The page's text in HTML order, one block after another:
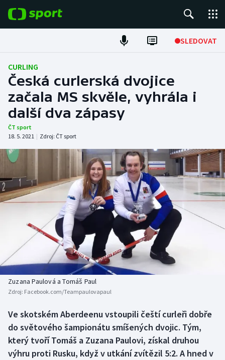
SLEDOVAT
ME v atletice
ME v plavání
Fotbal
Hokej
Tenis
DALŠÍ SPORTY
Americký fotbal
Atletika
Baseball a softbal
Basketbal
Boby a skeleton
Box
NEPŘEHLÉDNĚTE
Soutěže
Historické návraty
Aplikace ČT sport
CURLING
Česká curlerská dvojice
začala MS skvěle, vyhrála i
další dva zápasy
ČT sport
18. 5. 2021 | Zdroj: ČT sport
Zuzana Paulová a Tomáš Paul
Zdroj: Facebook.com/Teampaulovapaul
Ve skotském Aberdeenu vstoupili čeští curleři dobře
do světového šampionátu smíšených dvojic. Tým,
který tvoří Tomáš a Zuzana Paulovi, získal druhou
výhru proti Rusku, když v utkání zvítězil 5:2. A hned v